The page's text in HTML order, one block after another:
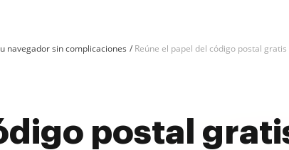
navegador sin complicaciones Reúne el papel del código postal gratis
postal